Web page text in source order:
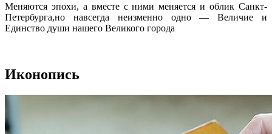
Меняются эпохи, а вместе с ними меняется и облик Санкт-
Петербурга,но навсегда неизменно одно — Величие и
Единство души нашего Великого города
Иконопись